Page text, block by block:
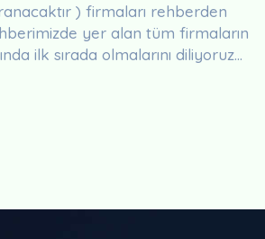
) firmaları rehberden
yer alan tüm firmaların
ilk sırada olmalarını diliyoruz...